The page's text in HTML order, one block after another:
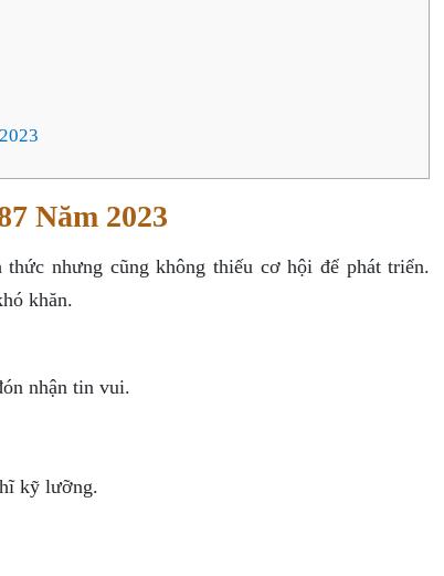
Năm 2023
nhưng cũng không thiếu cơ hội để phát triển.
khăn.
nhận tin vui.
kỹ lưỡng.